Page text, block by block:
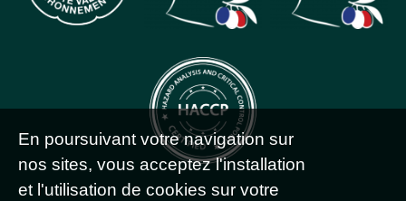
En poursuivant votre navigation sur
nos sites, vous acceptez l'installation
et l'utilisation de cookies sur votre